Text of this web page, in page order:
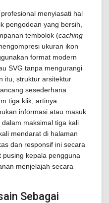
menyiasati hal
pengodean yang bersih,
tembolok (caching
ukuran ikon
format modern
SVG tanpa mengurangi
itu, struktur arsitektur
sesederhana
tiga klik; artinya
informasi atau masuk
maksimal tiga kali
mendarat di halaman
dan responsif ini secara
kepala pengguna
menjelajah secara
Sebagai